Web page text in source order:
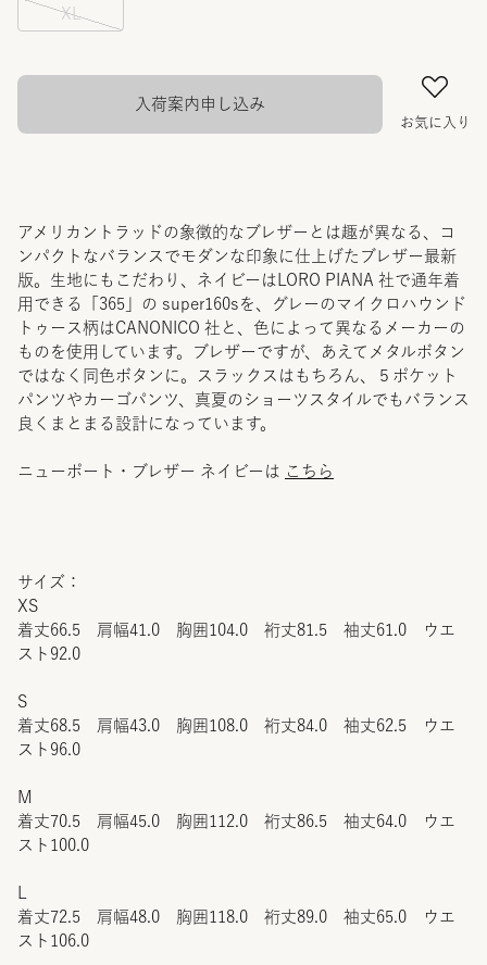
XL
お気に入り
入荷案内申し込み
アメリカントラッドの象徴的なブレザーとは趣が異なる、コ
ンパクトなバランスでモダンな印象に仕上げたブレザー最新
版。生地にもこだわり、ネイビーはLORO PIANA 社で通年着
用できる「365」の super160sを、グレーのマイクロハウンド
トゥース柄はCANONICO 社と、色によって異なるメーカーの
ものを使用しています。ブレザーですが、あえてメタルボタン
ではなく同色ボタンに。スラックスはもちろん、５ポケット
パンツやカーゴパンツ、真夏のショーツスタイルでもバランス
良くまとまる設計になっています。
ニューポート・ブレザー ネイビーは こちら
サイズ：
XS
着丈66.5 肩幅41.0 胸囲104.0 裄丈81.5 袖丈61.0 ウエ
スト92.0
S
着丈68.5 肩幅43.0 胸囲108.0 裄丈84.0 袖丈62.5 ウエ
スト96.0
M
着丈70.5 肩幅45.0 胸囲112.0 裄丈86.5 袖丈64.0 ウエ
スト100.0
着丈72.5 肩幅48.0 胸囲118.0 裄丈89.0 袖丈65.0 ウエ
スト106.0